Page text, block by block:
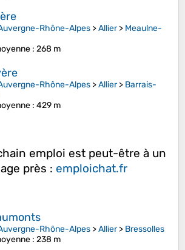
Rhône-Alpes >Allier> Meaulne-
: 268 m
Rhône-Alpes >Allier> Barrais-
: 429 m
emploi est peut-être à un
près : emploichat.fr
Rhône-Alpes >Allier> Bressolles
: 238 m